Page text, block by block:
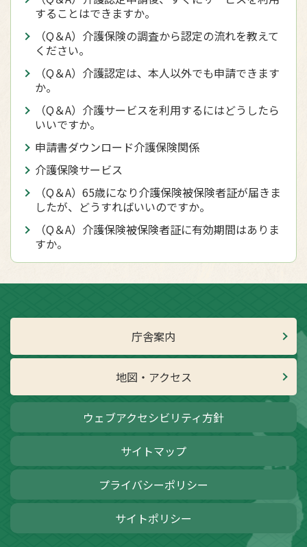
することはできますか。
（Q＆A）介護保険の調査から認定の流れを教えて
ください。
（Q＆A）介護認定は、本人以外でも申請できます
か。
（Q＆A）介護サービスを利用するにはどうしたら
いいですか。
申請書ダウンロード介護保険関係
介護保険サービス
（Q＆A）65歳になり介護保険被保険者証が届きま
したが、どうすればいいのですか。
（Q＆A）介護保険被保険者証に有効期間はありま
すか。
庁舎案内
地図・アクセス
ウェブアクセシビリティ方針
サイトマップ
プライバシーポリシー
サイトポリシー